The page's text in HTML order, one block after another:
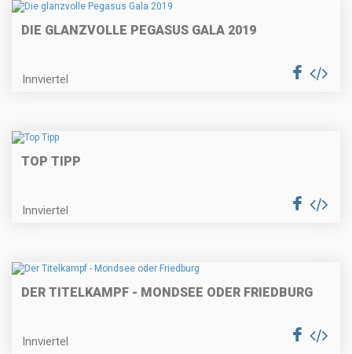
DIE GLANZVOLLE PEGASUS GALA 2019
Innviertel
TOP TIPP
Innviertel
DER TITELKAMPF - MONDSEE ODER FRIEDBURG
Innviertel